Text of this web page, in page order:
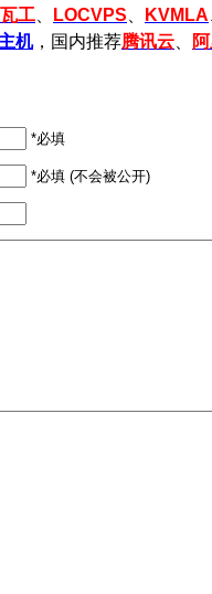
工 LOCVPS KVMLA
机，国内推荐腾讯云
*必填
*必填 (不会被公开)